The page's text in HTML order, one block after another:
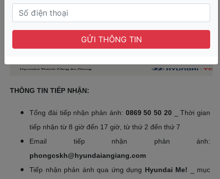
THÔNG TIN TIẾP NHẬN:
Tổng đài tiếp nhận phản ánh: 0869 50 50 20 _ Thời gian
tiếp nhận từ 8 giờ đến 17 giờ, từ thứ 2 đến thứ 7
Email tiếp nhận phản ánh:
phongcskh@hyundaiangiang.com
Tiếp nhận phản ánh qua ứng dụng Hyundai Me! _ mục
GỬI THÔNG TIN